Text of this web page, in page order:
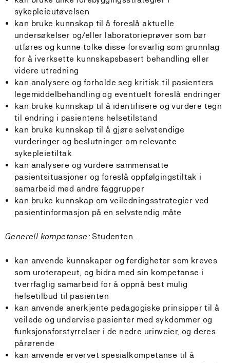
sykepleieutøvelsen
kan bruke kunnskap til å foreslå aktuelle
undersøkelser og/eller laboratorieprøver som bør
utføres og kunne tolke disse forsvarlig som grunnlag
for å iverksette kunnskapsbasert behandling eller
videre utredning
kan analysere og forholde seg kritisk til pasienters
legemiddelbehandling og eventuelt foreslå endringer
kan bruke kunnskap til å identifisere og vurdere tegn
til endring i pasientens helsetilstand
kan bruke kunnskap til å gjøre selvstendige
vurderinger og beslutninger om relevante
sykepleietiltak
kan analysere og vurdere sammensatte
pasientsituasjoner og foreslå oppfølgingstiltak i
samarbeid med andre faggrupper
kan bruke kunnskap om veiledningsstrategier ved
pasientinformasjon på en selvstendig måte
Generell kompetanse: Studenten…
kan anvende kunnskaper og ferdigheter som kreves
som uroterapeut, og bidra med sin kompetanse i
tverrfaglig samarbeid for å oppnå best mulig
helsetilbud til pasienten
kan anvende anerkjente pedagogiske prinsipper til å
veilede og undervise pasienter med sykdommer og
funksjonsforstyrrelser i de nedre urinveier, og deres
pårørende
kan anvende ervervet spesialkompetanse til å